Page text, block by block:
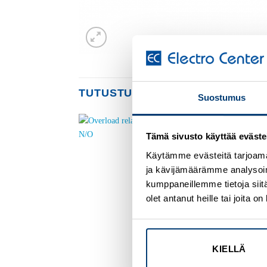
Suostumus
Tämä sivusto käyttää
Käytämme evästeitä
ja kävijämäärämme
kumppaneillemme tietoja
olet antanut heille tai joita
KIELLÄ
TUTUSTU MYÖS
wishlist